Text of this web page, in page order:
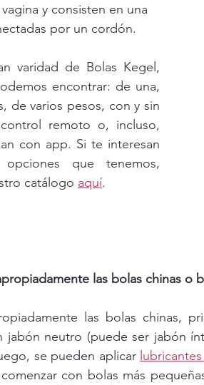
y consisten en una
por un cordón.
varidad de Bolas Kegel,
encontrar: de una,
de varios pesos, con y sin
remoto o, incluso,
con app. Si te interesan
opciones que tenemos,
catálogo aquí.
las bolas chinas o
las bolas chinas,
jabón neutro (puede ser jabón
se pueden aplicar lubricantes
con bolas más